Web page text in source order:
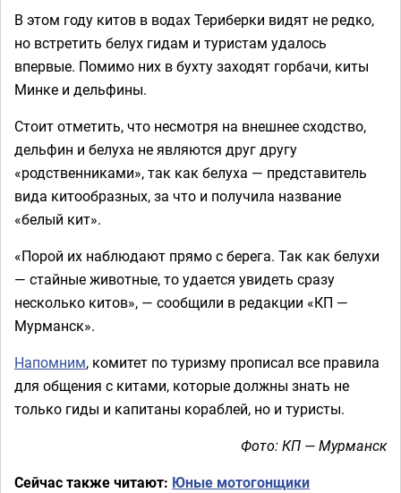
В этом году китов в водах Териберки видят не редко,
но встретить белух гидам и туристам удалось
впервые. Помимо них в бухту заходят горбачи, киты
Минке и дельфины.
Стоит отметить, что несмотря на внешнее сходство,
дельфин и белуха не являются друг другу
«родственниками», так как белуха — представитель
вида китообразных, за что и получила название
«белый кит».
«Порой их наблюдают прямо с берега. Так как белухи
— стайные животные, то удается увидеть сразу
несколько китов», — сообщили в редакции «КП —
Мурманск».
Напомним, комитет по туризму прописал все правила
для общения с китами, которые должны знать не
только гиды и капитаны кораблей, но и туристы.
Фото: КП — Мурманск
Сейчас также читают: Юные мотогонщики